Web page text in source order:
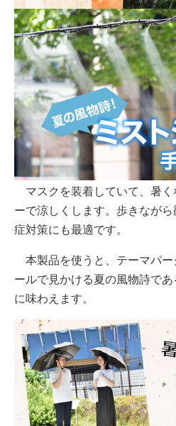
マスクを装着していて、暑く
ーで涼しくします。歩きなが
症対策にも最適です。
本製品を使うと、テーマパー
ールで見かける夏の風物詩で
に味わえます。